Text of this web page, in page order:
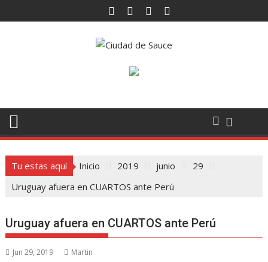
al
Tu estas aquí Inicio 2019 junio
29
Uruguay afuera en CUARTOS ante Perú
Uruguay afuera en CUARTOS ante Perú
Jun 29, 2019 Martin